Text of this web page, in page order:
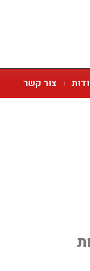
צור קשר